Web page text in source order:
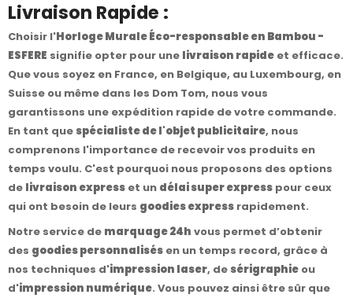
Livraison Rapide :
Choisir l'Horloge Murale Éco-responsable en Bambou -
ESFERE signifie opter pour une livraison rapide et efficace.
Que vous soyez en France, en Belgique, au Luxembourg, en
Suisse ou même dans les Dom Tom, nous vous
garantissons une expédition rapide de votre commande.
En tant quespécialiste de l'objet publicitaire, nous
comprenons l'importance de recevoir vos produits en
temps voulu. C'est pourquoi nous proposons des options
de livraison express et un délai super express pour ceux
qui ont besoin de leurs goodies express rapidement.
Notre service de marquage 24h vous permet d’obtenir
des goodies personnalisés en un temps record, grâce à
nos techniques d'impression laser, desérigraphie ou
d'impression numérique. Vous pouvez ainsi être sûr que